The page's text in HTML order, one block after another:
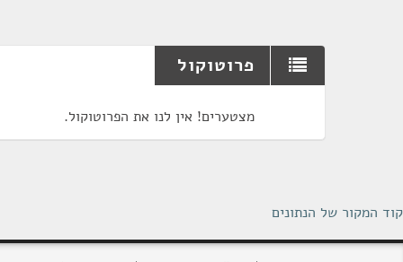
פרוטוקול
מצטערים! אין לנו את הפרוטוקול.
קוד המקור של הנתונים